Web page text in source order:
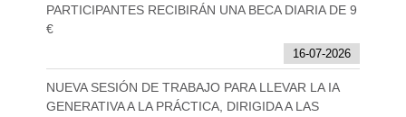
PARTICIPANTES RECIBIRÁN UNA BECA DIARIA DE 9
€
16-07-2026
NUEVA SESIÓN DE TRABAJO PARA LLEVAR LA IA
GENERATIVA A LA PRÁCTICA, DIRIGIDA A LAS